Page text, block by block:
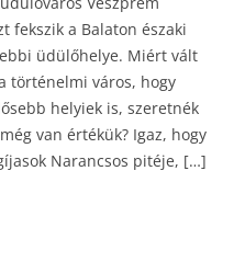
fekszik a Balaton északi
üdülőhelye. Miért vált
történelmi város, hogy
helyiek is, szeretnék
van értékük? Igaz, hogy
Narancsos pitéje, […]